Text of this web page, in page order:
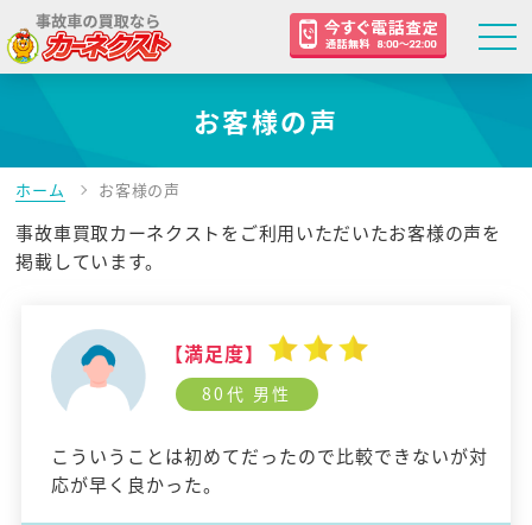
お客様の声
ホーム お客様の声
事故車買取カーネクストをご利用いただいたお客様の声を
掲載しています。
【満足度】
80代 男性
こういうことは初めてだったので比較できないが対
応が早く良かった。